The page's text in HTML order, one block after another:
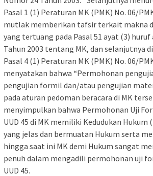
Pasal 1 (1) Peraturan MK (PMK) No. 06/
mutlak memberikan tafsir terkait makna
yang tertuang pada Pasal 51 ayat (3) huruf
Tahun 2003 tentang MK, dan selanjutnya
Pasal 4 (1) Peraturan MK (PMK) No. 06/
menyatakan bahwa “Permohonan
pengujian formil dan/atau pengujian
pada aturan pedoman beracara di MK
menyimpulkan bahwa Permohonan Uji
UUD 45 di MK memiliki Kedudukan Hukum
yang jelas dan bermuatan Hukum serta
hingga saat ini MK demi Hukum sangat
penuh dalam mengadili permohonan uji
UUD 45.